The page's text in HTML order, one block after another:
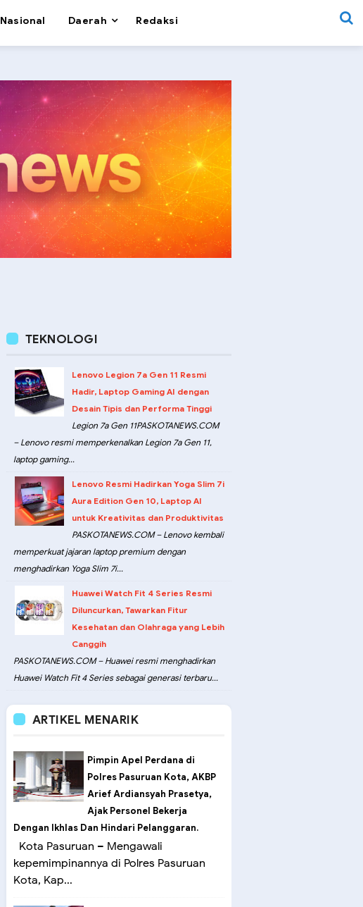
Nasional Daerah Redaksi
TEKNOLOGI
Lenovo Legion 7a Gen 11 Resmi
Hadir, Laptop Gaming AI dengan
Desain Tipis dan Performa Tinggi
Legion 7a Gen 11PASKOTANEWS.COM
– Lenovo resmi memperkenalkan Legion 7a Gen 11,
laptop gaming...
Lenovo Resmi Hadirkan Yoga Slim 7i
Aura Edition Gen 10, Laptop AI
untuk Kreativitas dan Produktivitas
PASKOTANEWS.COM – Lenovo kembali
memperkuat jajaran laptop premium dengan
menghadirkan Yoga Slim 7i...
Huawei Watch Fit 4 Series Resmi
Diluncurkan, Tawarkan Fitur
Kesehatan dan Olahraga yang Lebih
Canggih
PASKOTANEWS.COM – Huawei resmi menghadirkan
Huawei Watch Fit 4 Series sebagai generasi terbaru...
ARTIKEL MENARIK
Pimpin Apel Perdana di
Polres Pasuruan Kota, AKBP
Arief Ardiansyah Prasetya,
Ajak Personel Bekerja
Dengan Ikhlas Dan Hindari Pelanggaran.
Kota Pasuruan – Mengawali
kepemimpinannya di Polres Pasuruan
Kota, Kap...